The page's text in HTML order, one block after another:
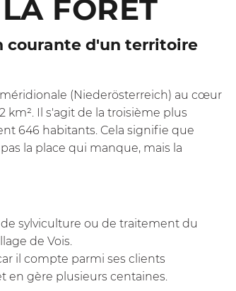
FORÊT
courante d'un territoire
(Niederösterreich) au cœur
Il s'agit de la troisième plus
646 habitants. Cela signifie que
la place qui manque, mais la
sylviculture ou de traitement du
de Vois.
il compte parmi ses clients
en gère plusieurs centaines.